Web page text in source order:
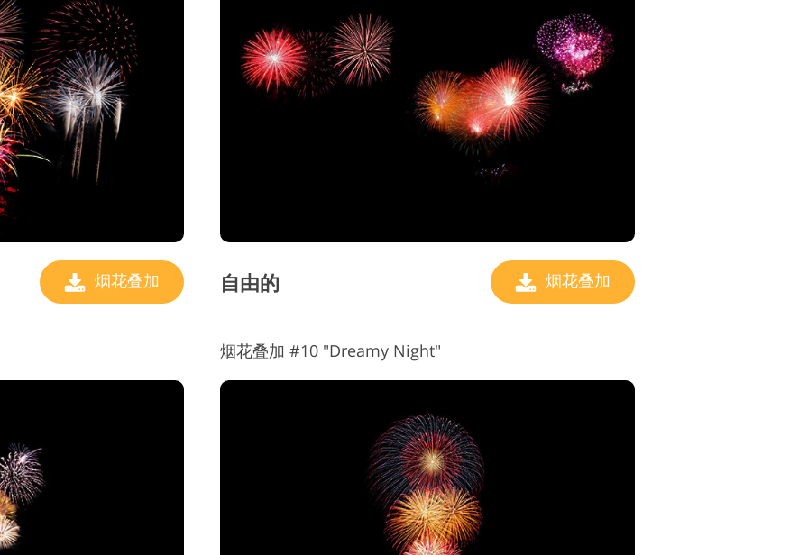
烟花叠加 自由的 烟花叠加
烟花叠加 #10 "Dreamy Night"